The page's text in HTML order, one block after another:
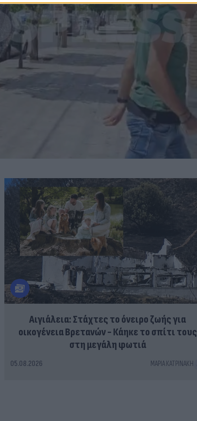
Αιγιάλεια: Στάχτες το όνειρο ζωής για
οικογένεια Βρετανών - Κάηκε το σπίτι τους
στη μεγάλη φωτιά
05.08.2026 ΜΑΡΊΑ ΚΑΤΡΙΝΆΚΗ